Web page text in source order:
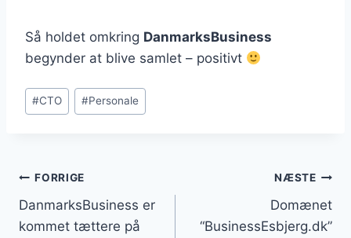
Så holdet omkring DanmarksBusiness
begynder at blive samlet – positivt
Indlæg-
tags:
#CTO #Personale
Indlægsnavigation
FORRIGE
DanmarksBusiness er
kommet tættere på
NÆSTE
Domænet
“BusinessEsbjerg.dk”